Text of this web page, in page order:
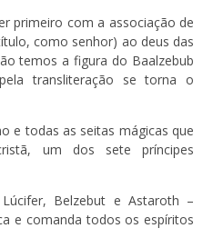
primeiro com a associação de
como senhor) ao deus das
temos a figura do Baalzebub
transliteração se torna o
e todas as seitas mágicas que
um dos sete príncipes
Belzebut e Astaroth –
e comanda todos os espíritos